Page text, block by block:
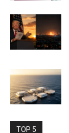
TOP 5